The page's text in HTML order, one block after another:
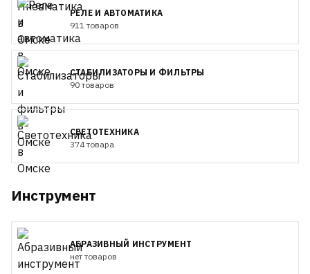
РЕЛЕ И АВТОМАТИКА
911 товаров
СТАБИЛИЗАТОРЫ И ФИЛЬТРЫ
90 товаров
СВЕТОТЕХНИКА
374 товара
Инструмент
АБРАЗИВНЫЙ ИНСТРУМЕНТ
нет товаров